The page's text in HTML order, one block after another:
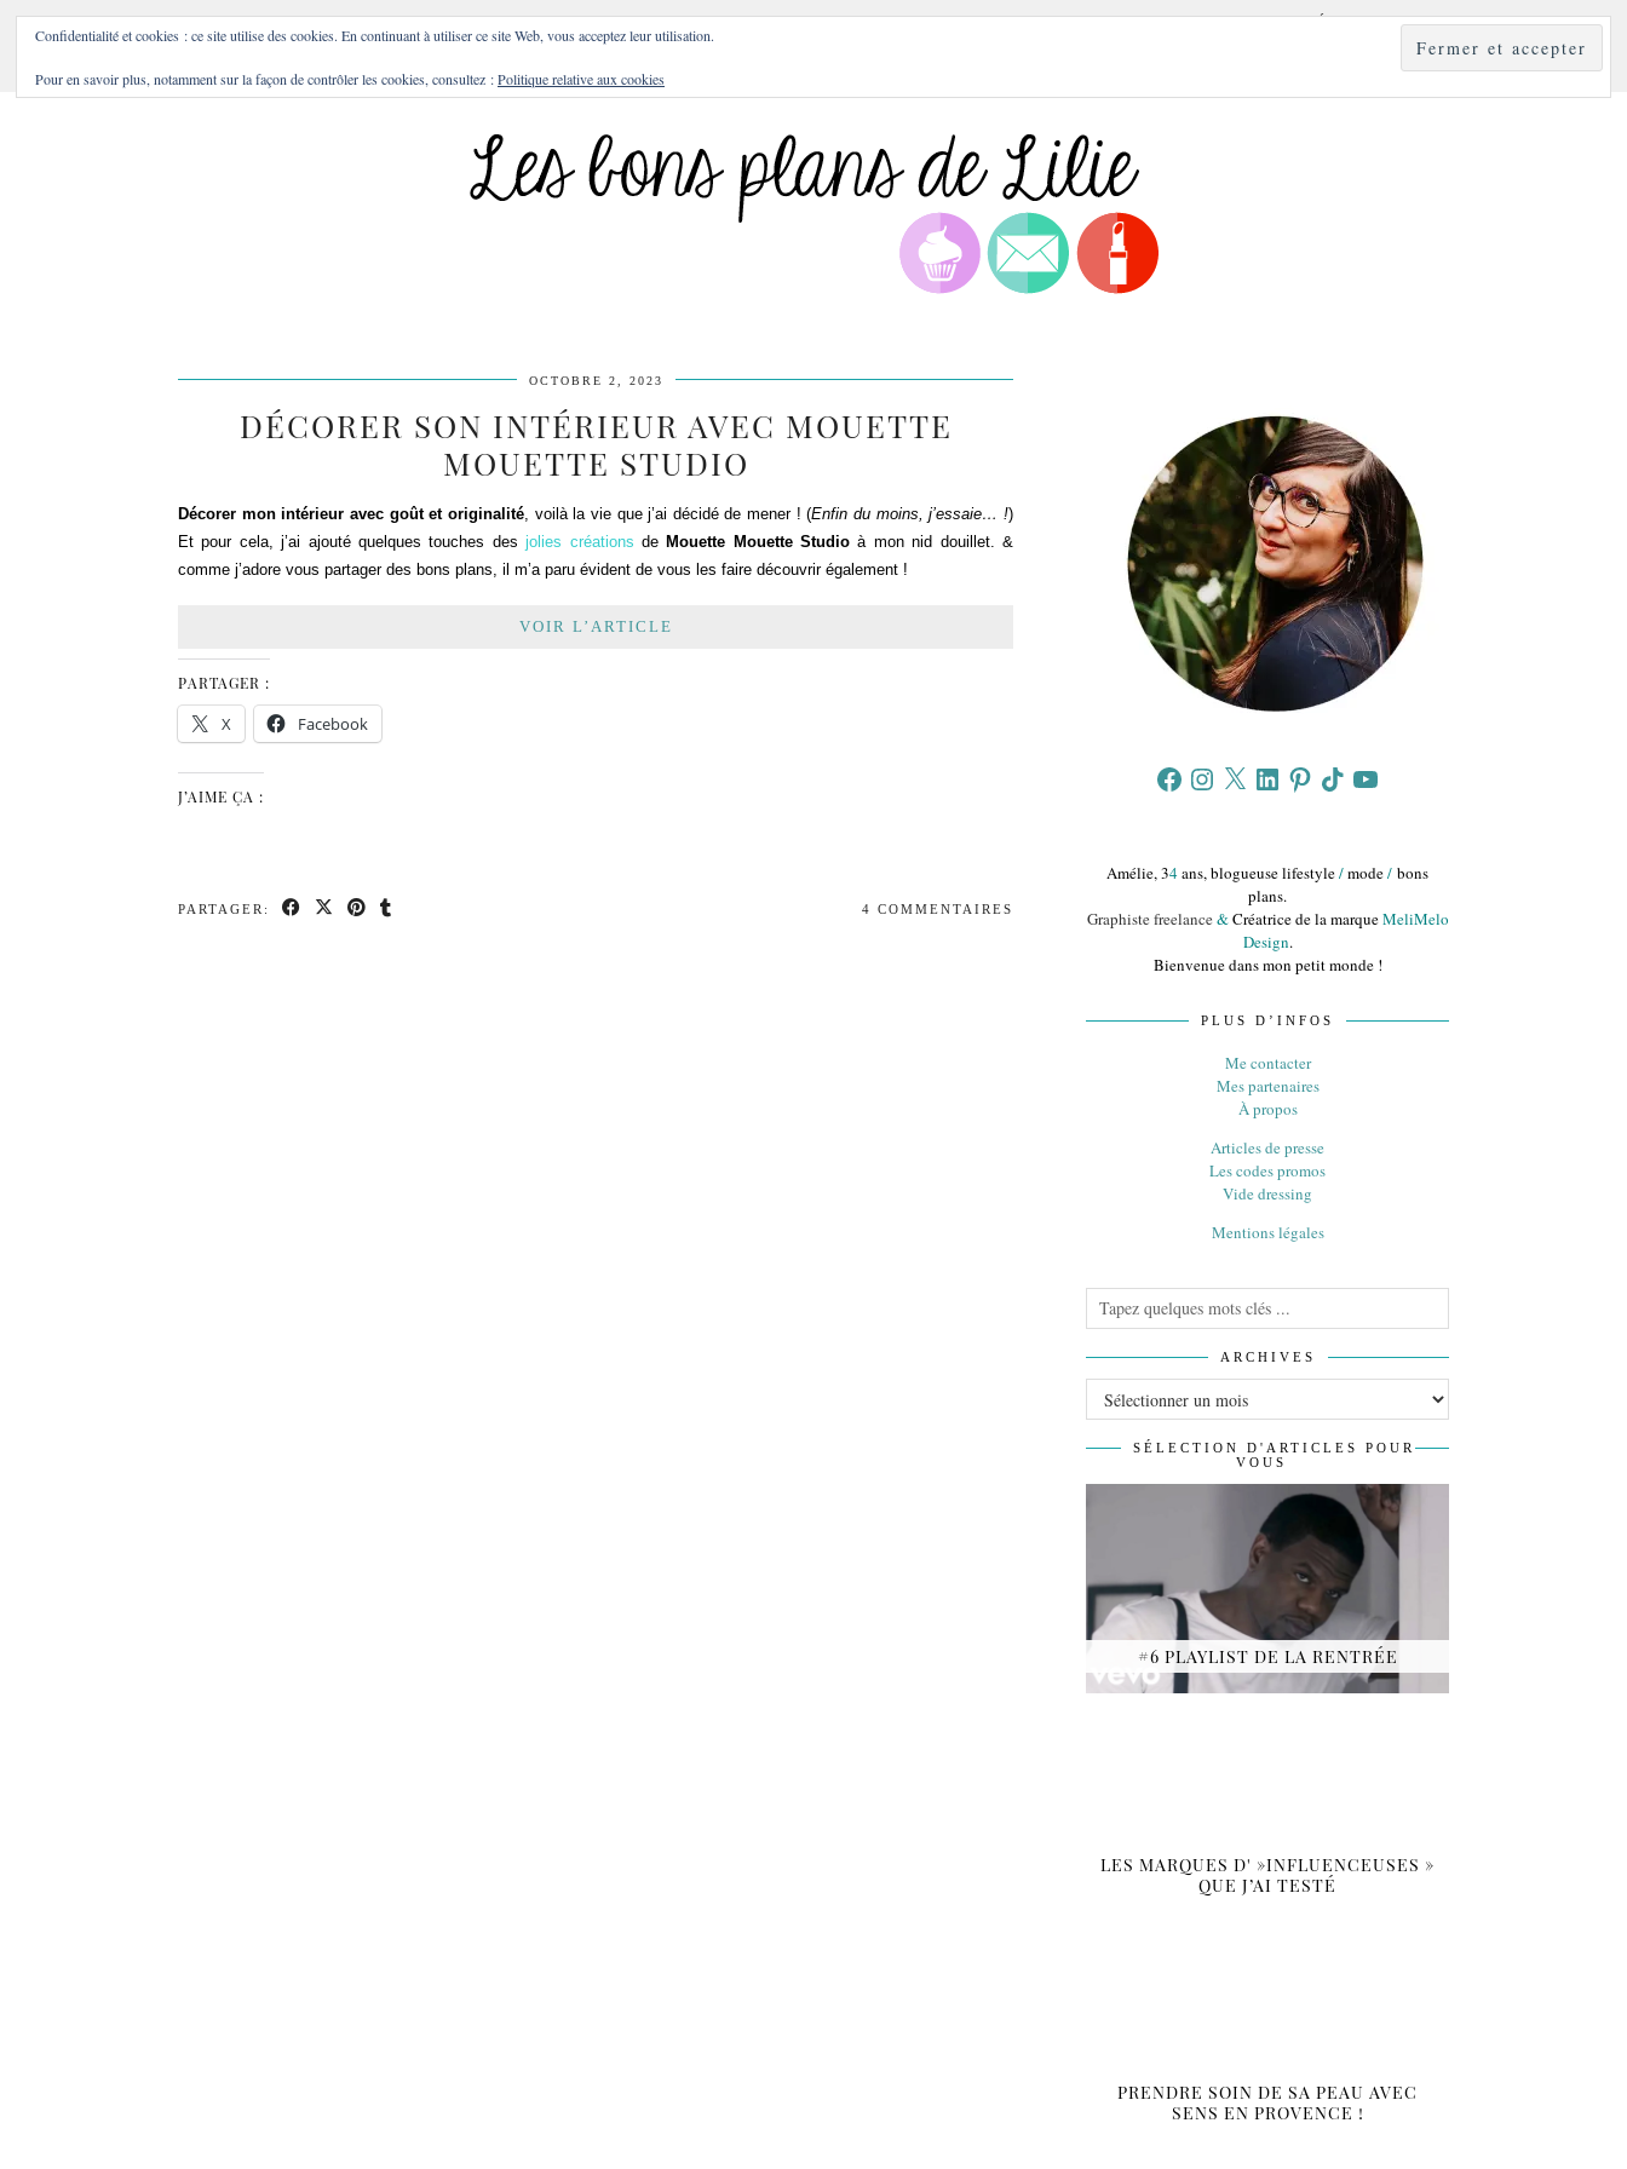
OCTOBRE 2, 2023
DÉCORER SON INTÉRIEUR AVEC MOUETTE
MOUETTE STUDIO
Décorer mon intérieur avec goût et originalité, voilà la vie que j’ai décidé de mener ! (Enfin du moins, j’essaie… !)
Et pour cela, j’ai ajouté quelques touches desjolies créations de Mouette Mouette Studio à mon nid douillet. &
comme j’adore vous partager des bons plans, il m’a paru évident de vous les faire découvrir également !
VOIR L’ARTICLE
PARTAGER :
X Facebook
J’AIME ÇA :
PARTAGER: 4 COMMENTAIRES
FacebookInstagram
X LinkedInPinterestTikTokYouTube
Amélie, 34ans, blogueuse lifestyle/mode/ bons
plans.
Graphiste freelance&Créatrice de la marqueMeliMelo
Design.
Bienvenue dans mon petit monde !
PLUS D’INFOS
Me contacter
Mes partenaires
À propos
Articles de presse
Les codes promos
Vide dressing
Mentions légales
ARCHIVES
SÉLECTION D'ARTICLES POUR
VOUS
#6 PLAYLIST DE LA RENTRÉE
LES MARQUES D' »INFLUENCEUSES »
QUE J’AI TESTÉ
PRENDRE SOIN DE SA PEAU AVEC
SENS EN PROVENCE !
Confidentialité et cookies : ce site utilise des cookies. En continuant à utiliser ce site Web, vous acceptez leur utilisation.
Pour en savoir plus, notamment sur la façon de contrôler les cookies, consultez :Politique relative aux cookies